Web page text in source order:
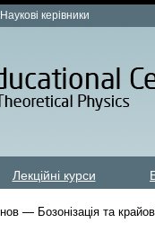
Наукові керівники
Лекційні курси
— Бозонізація та